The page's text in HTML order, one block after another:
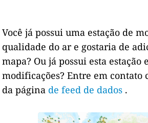
Você já possui uma estação de
qualidade do ar e gostaria de
mapa? Ou já possui esta estação
modificações? Entre em contato
da página de feed de dados .